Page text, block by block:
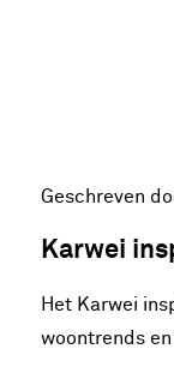
Geschreven
Karwei
Het Karwei
woontrends